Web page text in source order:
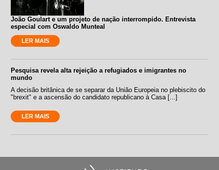
João Goulart e um projeto de nação interrompido. Entrevista
especial com Oswaldo Munteal
LER MAIS
Pesquisa revela alta rejeição a refugiados e imigrantes no
mundo
A decisão britânica de se separar da União Europeia no plebiscito do
"brexit" e a ascensão do candidato republicano à Casa [...]
LER MAIS